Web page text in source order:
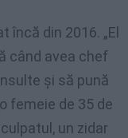
încă din 2016. „El
când avea chef
și să pună
femeie de 35 de
un zidar